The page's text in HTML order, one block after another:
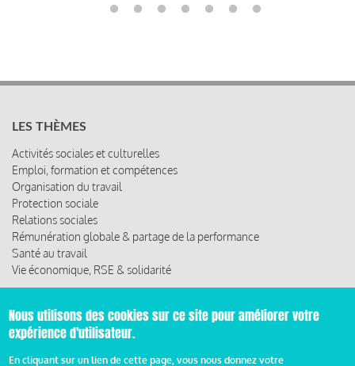
LES THÈMES
Activités sociales et culturelles
Emploi, formation et compétences
Organisation du travail
Protection sociale
Relations sociales
Rémunération globale & partage de la performance
Santé au travail
Vie économique, RSE & solidarité
Les abonnements
Les ressources
Nous utilisons des cookies sur ce site pour améliorer votre
expérience d'utilisateur.
En cliquant sur un lien de cette page, vous nous donnez votre